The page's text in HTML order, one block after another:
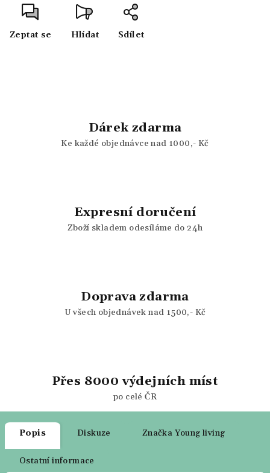
Zeptat se Hlídat Sdílet
Dárek zdarma
Ke každé objednávce nad 1000,- Kč
Expresní doručení
Zboží skladem odesíláme do 24h
Doprava zdarma
U všech objednávek nad 1500,- Kč
Přes 8000 výdejních míst
po celé ČR
Popis Diskuze Značka Young living
Ostatní informace